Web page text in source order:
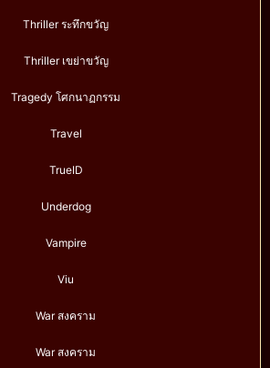
Thriller ระทึกขวัญ
Thriller เขย่าขวัญ
Tragedy โศกนาฏกรรม
Travel
TrueID
Underdog
Vampire
Viu
War สงคราม
War สงคราม